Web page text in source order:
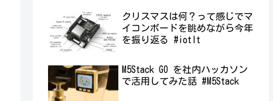
クリスマスは何？って感じでマ
イコンボードを眺めながら今年
を振り返る #iotlt
M5Stack GO を社内ハッカソン
で活用してみた話 #M5Stack